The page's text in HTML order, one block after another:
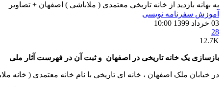
به بهانه بازدید از خانه تاریخی معتمدی ( ملاباشی ) اصفهان + تصاویر
آموزش سفرنامه‌ نویسی
03 خرداد 1399 10:00
28
12.7K
بازسازی یک خانه تاریخی در اصفهان و ثبت آن در فهرست آثار ملی
در خیابان ملک اصفهان ، خانه ای تاریخی با نام خانه معتمدی ( خانه